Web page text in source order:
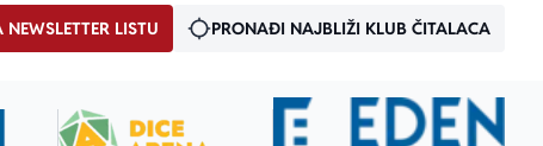
LISTU PRONAĐI NAJBLIŽI KLUB ČITALACA